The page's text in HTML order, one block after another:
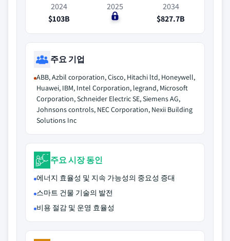
2024
$103B
2025
$0
2034
$827.7B
주요 기업
ABB, Azbil corporation, Cisco, Hitachi ltd, Honeywell,
Huawei, IBM, Intel Corporation, legrand, Microsoft
Corporation, Schneider Electric SE, Siemens AG,
Johnsons controls, NEC Corporation, Nexii Building
Solutions Inc
주요 시장 동인
에너지 효율성 및 지속 가능성의 중요성 증대
스마트 건물 기술의 발전
비용 절감 및 운영 효율성